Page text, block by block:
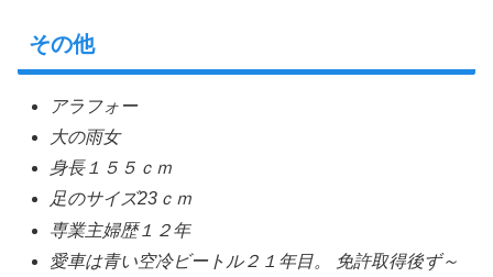
その他
アラフォー
大の雨女
身長１５５ｃｍ
足のサイズ23ｃｍ
専業主婦歴１２年
愛車は青い空冷ビートル２１年目。 免許取得後ず～